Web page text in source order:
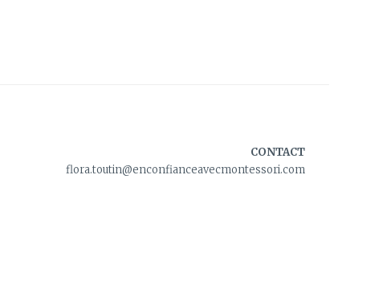
CONTACT
flora.toutin@enconfianceavecmontessori.com